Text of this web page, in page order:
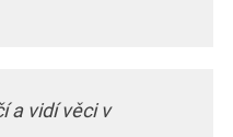
a vidí věci v